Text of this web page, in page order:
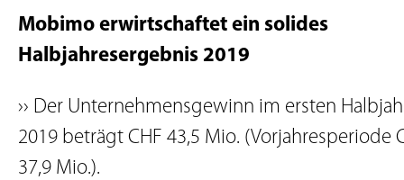
Mobimo erwirtschaftet ein solides
Halbjahresergebnis 2019
›› Der Unternehmensgewinn im ersten
2019 beträgt CHF 43,5 Mio. (Vorjahresperiode
37,9 Mio.).